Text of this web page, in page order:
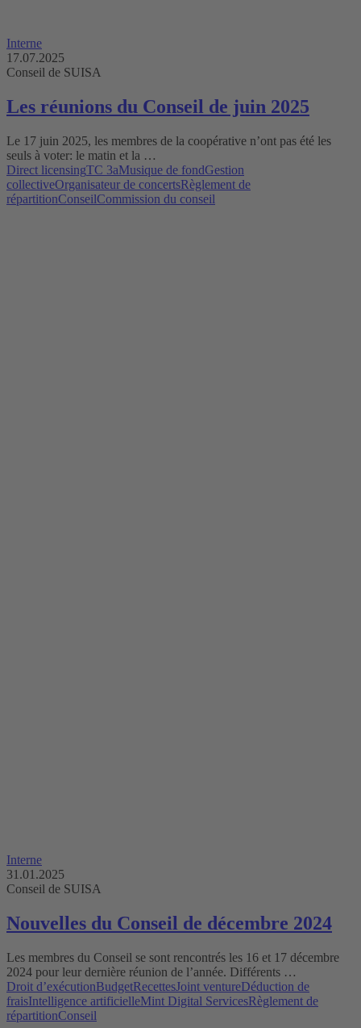
Interne
17.07.2025
Conseil de SUISA
Les réunions du Conseil de juin 2025
Le 17 juin 2025, les membres de la coopérative n’ont pas été les
seuls à voter: le matin et la …
Direct licensingTC 3aMusique de fondGestion
collectiveOrganisateur de concertsRèglement de
répartitionConseilCommission du conseil
Interne
31.01.2025
Conseil de SUISA
Nouvelles du Conseil de décembre 2024
Les membres du Conseil se sont rencontrés les 16 et 17 décembre
2024 pour leur dernière réunion de lʼannée. Différents …
Droit d’exécutionBudgetRecettesJoint ventureDéduction de
fraisIntelligence artificielleMint Digital ServicesRèglement de
répartitionConseil